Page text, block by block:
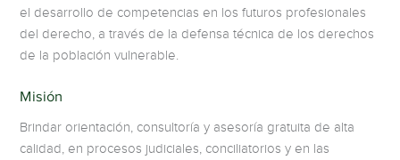
el desarrollo de competencias en los futuros profesionales
del derecho, a través de la defensa técnica de los derechos
de la población vulnerable.
Misión
Brindar orientación, consultoría y asesoría gratuita de alta
calidad, en procesos judiciales, conciliatorios y en las